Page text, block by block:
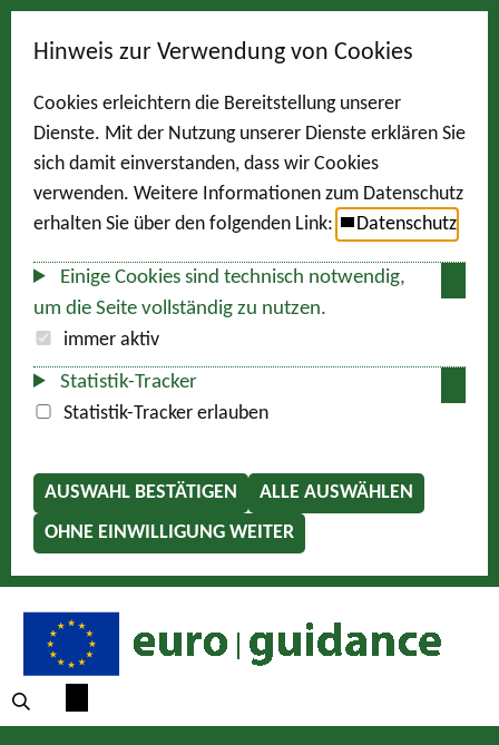
Hinweis zur Verwendung von Cookies
Cookies erleichtern die Bereitstellung unserer
Dienste. Mit der Nutzung unserer Dienste erklären Sie
sich damit einverstanden, dass wir Cookies
verwenden. Weitere Informationen zum Datenschutz
erhalten Sie über den folgenden Link:
Datenschutz
Einige Cookies sind technisch notwendig,
um die Seite vollständig zu nutzen.
immer aktiv
Statistik-Tracker
Statistik-Tracker erlauben
AUSWAHL BESTÄTIGEN
ALLE AUSWÄHLEN
OHNE EINWILLIGUNG WEITER